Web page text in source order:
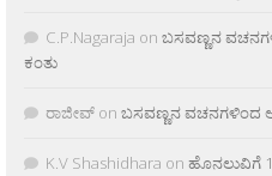
C.P.Nagaraja on ಬಸವಣ್ಣನ
ಕಂತು
ರಾಜೀವ್ on ಬಸವಣ್ಣನ ವಚನಗಳಿಂದ
K.V Shashidhara on ಹೊನಲುವಿಗೆ